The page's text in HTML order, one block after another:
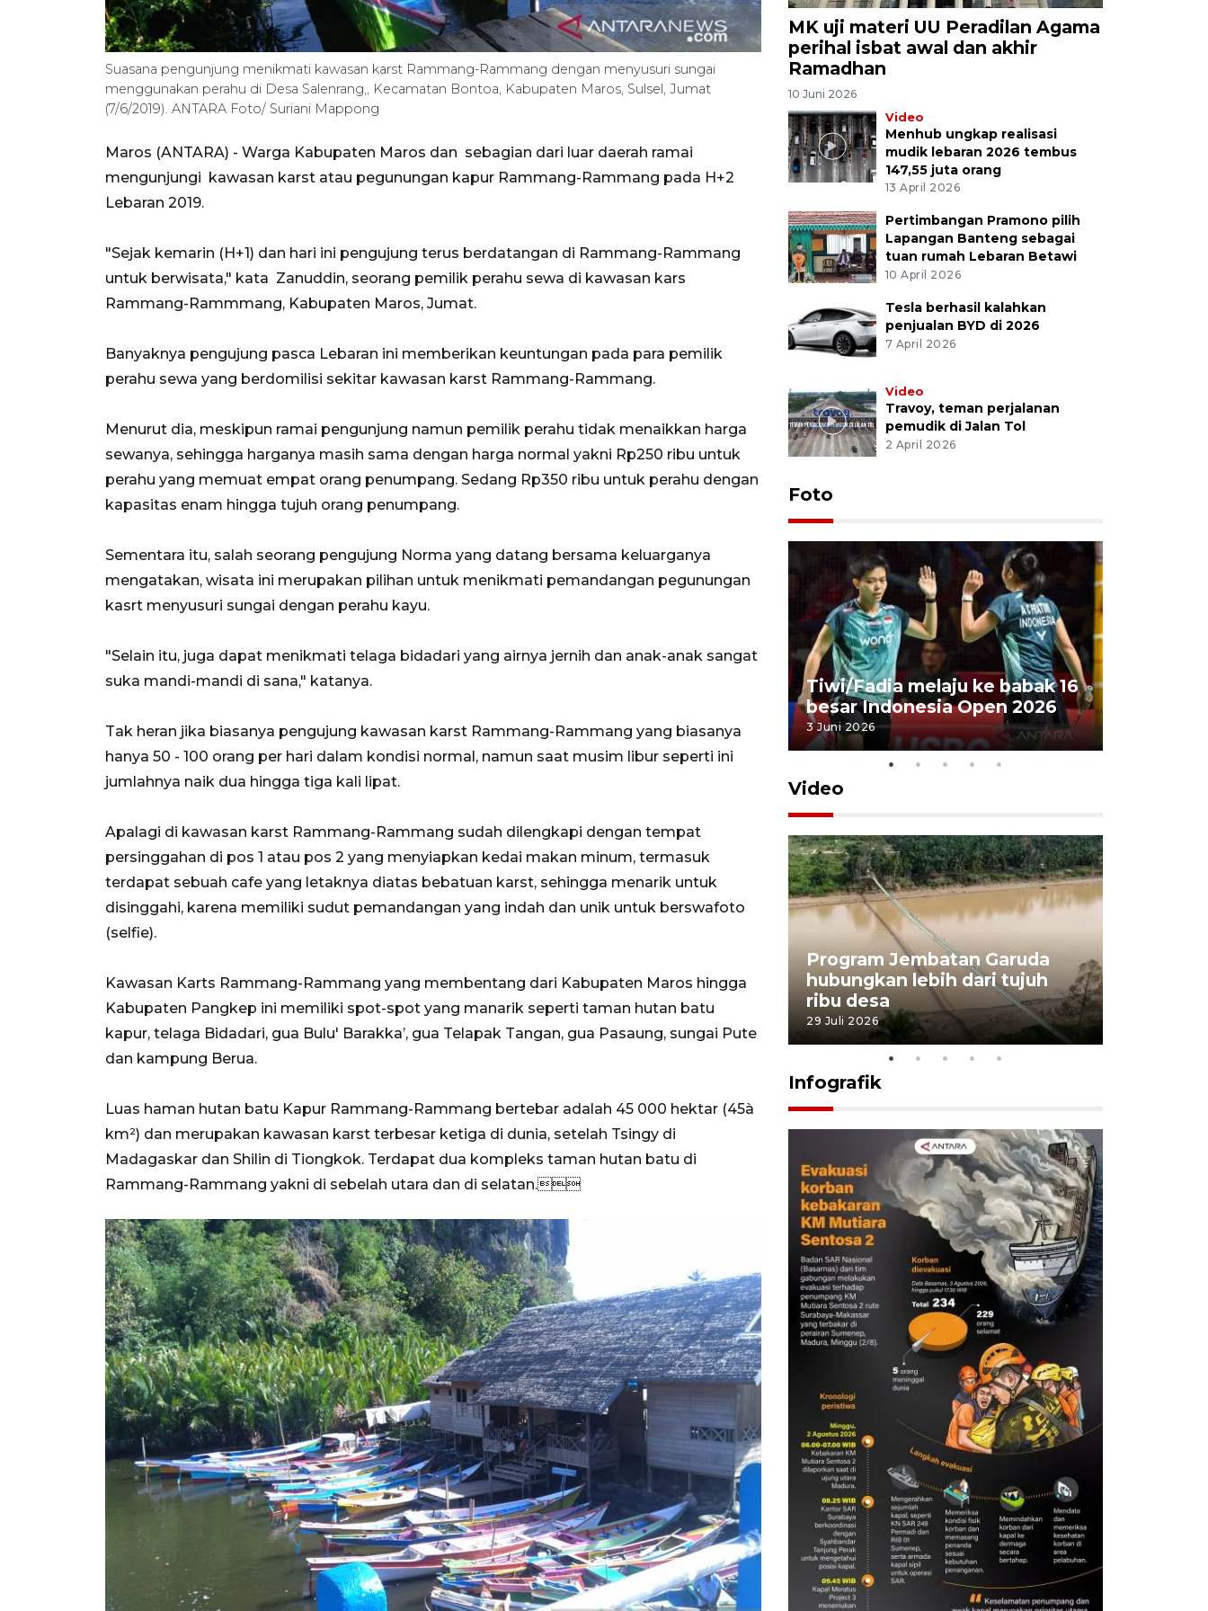
Suasana pengunjung menikmati kawasan karst Rammang-Rammang dengan menyusuri sungai
menggunakan perahu di Desa Salenrang,, Kecamatan Bontoa, Kabupaten Maros, Sulsel, Jumat
(7/6/2019). ANTARA Foto/ Suriani Mappong
Maros (ANTARA) - Warga Kabupaten Maros dan sebagian dari luar daerah ramai
mengunjungi kawasan karst atau pegunungan kapur Rammang-Rammang pada H+2
Lebaran 2019.
"Sejak kemarin (H+1) dan hari ini pengujung terus berdatangan di Rammang-Rammang
untuk berwisata," kata Zanuddin, seorang pemilik perahu sewa di kawasan kars
Rammang-Rammmang, Kabupaten Maros, Jumat.
Banyaknya pengujung pasca Lebaran ini memberikan keuntungan pada para pemilik
perahu sewa yang berdomilisi sekitar kawasan karst Rammang-Rammang.
Menurut dia, meskipun ramai pengunjung namun pemilik perahu tidak menaikkan harga
sewanya, sehingga harganya masih sama dengan harga normal yakni Rp250 ribu untuk
perahu yang memuat empat orang penumpang. Sedang Rp350 ribu untuk perahu dengan
kapasitas enam hingga tujuh orang penumpang.
Sementara itu, salah seorang pengujung Norma yang datang bersama keluarganya
mengatakan, wisata ini merupakan pilihan untuk menikmati pemandangan pegunungan
kasrt menyusuri sungai dengan perahu kayu.
"Selain itu, juga dapat menikmati telaga bidadari yang airnya jernih dan anak-anak sangat
suka mandi-mandi di sana," katanya.
Tak heran jika biasanya pengujung kawasan karst Rammang-Rammang yang biasanya
hanya 50 - 100 orang per hari dalam kondisi normal, namun saat musim libur seperti ini
jumlahnya naik dua hingga tiga kali lipat.
Apalagi di kawasan karst Rammang-Rammang sudah dilengkapi dengan tempat
persinggahan di pos 1 atau pos 2 yang menyiapkan kedai makan minum, termasuk
terdapat sebuah cafe yang letaknya diatas bebatuan karst, sehingga menarik untuk
disinggahi, karena memiliki sudut pemandangan yang indah dan unik untuk berswafoto
(selfie).
Kawasan Karts Rammang-Rammang yang membentang dari Kabupaten Maros hingga
Kabupaten Pangkep ini memiliki spot-spot yang manarik seperti taman hutan batu
kapur, telaga Bidadari, gua Bulu' Barakka’, gua Telapak Tangan, gua Pasaung, sungai Pute
dan kampung Berua.
Luas haman hutan batu Kapur Rammang-Rammang bertebar adalah 45 000 hektar (45à
km²) dan merupakan kawasan karst terbesar ketiga di dunia, setelah Tsingy di
Madagaskar dan Shilin di Tiongkok. Terdapat dua kompleks taman hutan batu di
Rammang-Rammang yakni di sebelah utara dan di selatan.
MK uji materi UU Peradilan Agama
perihal isbat awal dan akhir
Ramadhan
10 Juni 2026
Video
Menhub ungkap realisasi
mudik lebaran 2026 tembus
147,55 juta orang
13 April 2026
Pertimbangan Pramono pilih
Lapangan Banteng sebagai
tuan rumah Lebaran Betawi
10 April 2026
Tesla berhasil kalahkan
penjualan BYD di 2026
7 April 2026
Video
Travoy, teman perjalanan
pemudik di Jalan Tol
2 April 2026
Foto
Lebaran Betawi 2026, ajang
silaturahim masyarakat dan
11 April 2026
Tiwi/Fadia melaju ke babak 16
besar Indonesia Open 2026
3 Juni 2026
Video
timnas Ramadhan Sananta
kembali asah naluri
9 Juli 2026
Program Jembatan Garuda
hubungkan lebih dari tujuh
ribu desa
29 Juli 2026
Infografik